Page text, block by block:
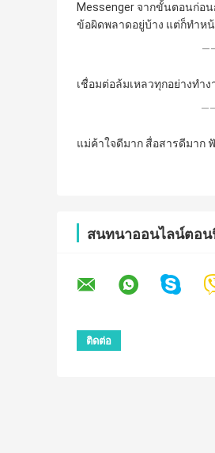
Messenger จากขั้นตอนก่อ
ข้อผิดพลาดอยู่บ้าง แต่ก็ทำห
เชื่อมต่อล้มเหลวทุกอย่างทำง
แม่ค้าใจดีมาก สื่อสารดีมาก
สนทนาออนไลน์ตอ